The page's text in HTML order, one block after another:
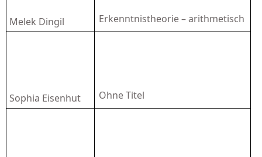
Melek Dingil Erkenntnistheorie – arithmetisch
Sophia Eisenhut Ohne Titel